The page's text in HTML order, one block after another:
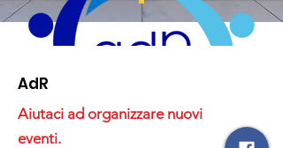
AdR
Aiutaci ad organizzare nuovi
eventi.